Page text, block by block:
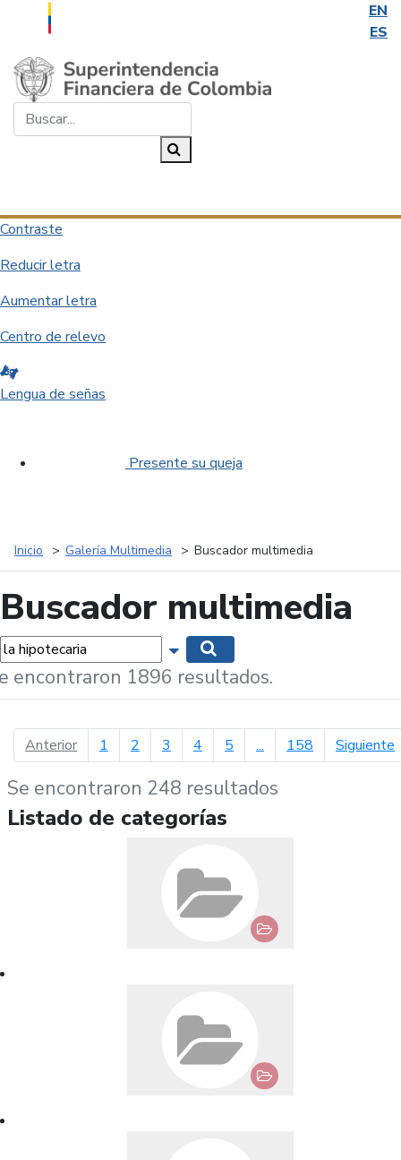
EN
ES
Saltar al contenido principal
Contraste
Reducir letra
Aumentar letra
Centro de relevo
Lengua de señas
Presente su queja
Inicio Galería Multimedia Buscador multimedia
Buscador multimedia
Mostrar opciones de búsqueda
encontraron 1896 resultados.
Anteriorpágina anterior
1 2 3 4 5 ... 158 Siguiente
Se encontraron 248 resultados
Listado de categorías